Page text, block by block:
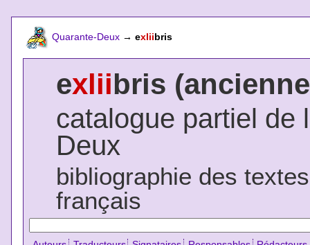
Quarante-Deux → exliibris
exliibris
catalogue partiel de
Deux
bibliographie des
français